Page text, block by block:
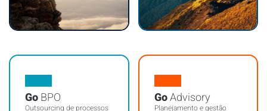
GoBPO
Outsourcing de processos
GoAdvisory
Planejamento e gestão